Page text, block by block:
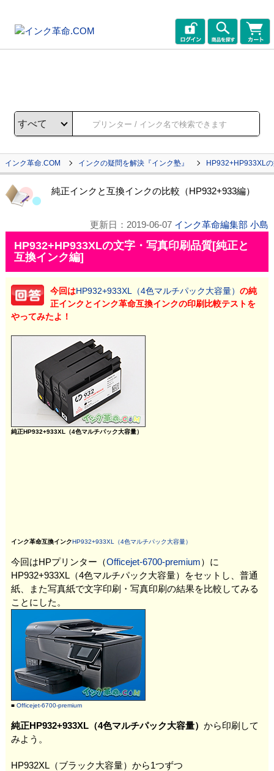
インク革命.COM インクの疑問を解決『インク塾』 HP932+HP933XL
純正インクと互換インクの比較（HP932+933編）
更新日： 2019-06-07 インク革命編集部 小島
HP932+HP933XLの文字・写真印刷品質[純正と
互換インク編]
今回はHP932+933XL（4色マルチパック大容量） の純
正インクとインク革命互換インクの印刷比較テストを
やってみたよ！
純正HP932+933XL（4色マルチパック大容量）
インク革命互換インクHP932+933XL（4色マルチパック大容量）
今回はHPプリンター（Officejet-6700-premium）に
HP932+933XL（4色マルチパック大容量）をセットし、普通
紙、また写真紙で文字印刷・写真印刷の結果を比較してみる
ことにした。
■ Officejet-6700-premium
純正HP932+933XL（4色マルチパック大容量） から印刷して
みよう。
HP932XL（ブラック大容量）から1つずつ